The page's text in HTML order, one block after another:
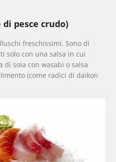
pesce crudo)
freschissimi. Sono di
solo con una salsa in cui
di soia con wasabi o salsa
(come radici di daikon